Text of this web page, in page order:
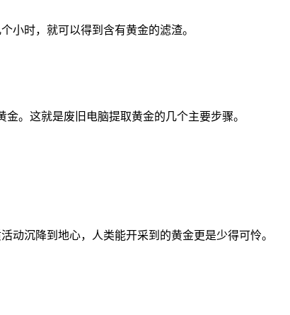
小时，就可以得到含有黄金的滤渣。
。这就是废旧电脑提取黄金的几个主要步骤。
动沉降到地心，人类能开采到的黄金更是少得可怜。